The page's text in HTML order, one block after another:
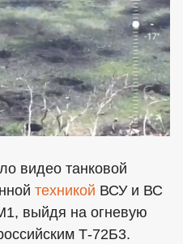
видео танковой
техникой ВСУ и ВС
выйдя на огневую
Т-72Б3.